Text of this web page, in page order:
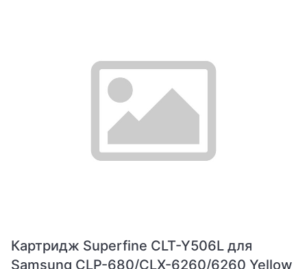
Картридж Superfine CLT-Y506L для
Samsung CLP-680/CLX-6260/6260 Yellow